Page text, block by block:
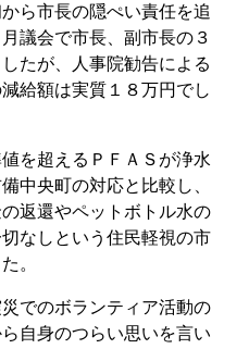
ら市長の隠ぺい責任を追
議会で市長、副市長の３
たが、人事院勧告による
給額は実質１８万円でし
を超えるＰＦＡＳが浄水
中央町の対応と比較し、
返還やペットボトル水の
なしという住民軽視の市
。
でのボランティア活動の
自身のつらい思いを言い